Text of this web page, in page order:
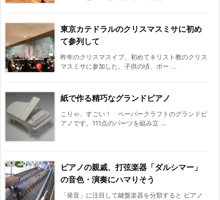
東京カテドラルのクリスマスミサに初め
て参列して
昨年のクリスマスイブ、初めてキリスト教のクリス
マスミサに参加した。子供の頃、ボー ...
紙で作る精巧なグランドピアノ
こりゃ、すごい！ ペーパークラフトのグランドピ
アノです。111点のパーツを組み立 ...
ピアノの親戚、打弦楽器「ダルシマー」
の音色・演奏にハマりそう
「発音」に注目して鍵盤楽器を分類すると ピアノ